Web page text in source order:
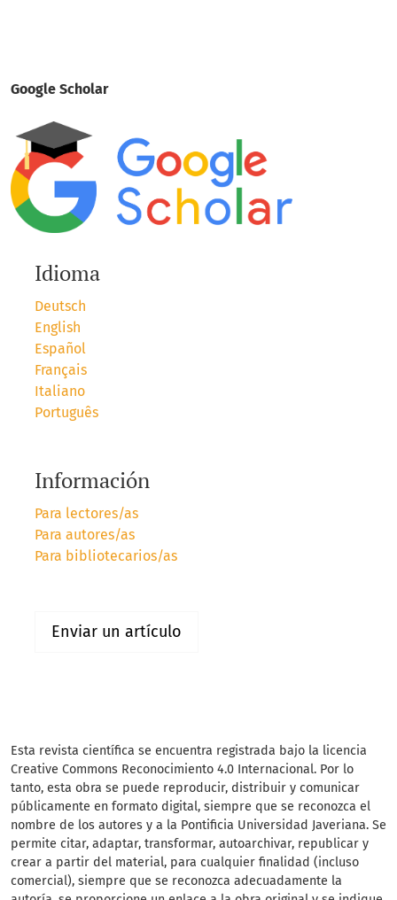
Google Scholar
Idioma
Deutsch
English
Español
Français
Italiano
Português
Información
Para lectores/as
Para autores/as
Para bibliotecarios/as
Enviar un artículo
Esta revista científica se encuentra registrada bajo la licencia
Creative Commons Reconocimiento 4.0 Internacional. Por lo
tanto, esta obra se puede reproducir, distribuir y comunicar
públicamente en formato digital, siempre que se reconozca el
nombre de los autores y a la Pontificia Universidad Javeriana. Se
permite citar, adaptar, transformar, autoarchivar, republicar y
crear a partir del material, para cualquier finalidad (incluso
comercial), siempre que se reconozca adecuadamente la